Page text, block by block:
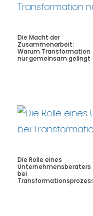
Die Macht der
Zusammenarbeit:
Warum Transformation
nur gemeinsam gelingt
Die Rolle eines
Unternehmensberaters
bei